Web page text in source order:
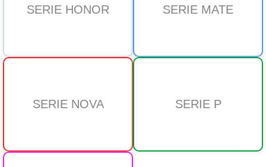
SERIE HONOR SERIE MATE
SERIE NOVA SERIE P